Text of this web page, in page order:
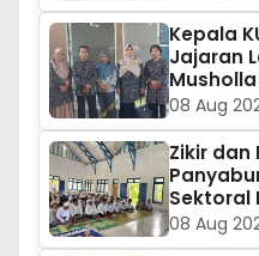
Kepala
Jajaran
08 Aug
Zikir dan
Sektoral
08 Aug